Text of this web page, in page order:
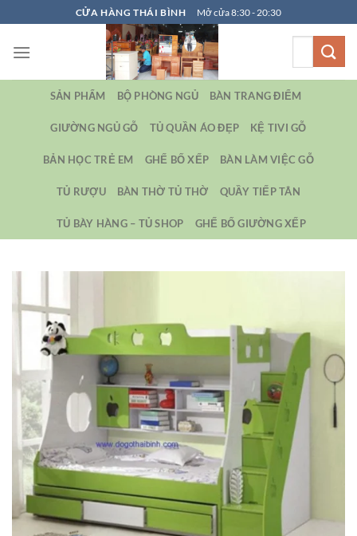
qua
nội
CỬA HÀNG THÁI BÌNH Mở cửa 8:30 - 20:30
SẢN PHẨM BỘ PHÒNG NGỦ BÀN TRANG ĐIỂM
GIƯỜNG NGỦ GỖ TỦ QUẦN ÁO ĐẸP KỆ TIVI GỖ
BẢN HỌC TRẺ EM GHẾ BỐ XẾP BÀN LÀM VIỆC GỖ
TỦ RƯỢU BÀN THỜ TỦ THỜ QUẦY TIẾP TÂN
TỦ BÀY HÀNG – TỦ SHOP GHẾ BỐ GIƯỜNG XẾP